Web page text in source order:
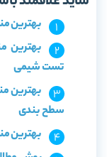
بهترین
تست شیمی
سطح بندی
بهترین